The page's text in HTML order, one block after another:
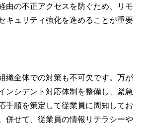
由の不正アクセスを防ぐため、リモ
キュリティ強化を進めることが重要
織全体での対策も不可欠です。万が
ンシデント対応体制を整備し、緊急
手順を策定して従業員に周知してお
併せて、従業員の情報リテラシーや